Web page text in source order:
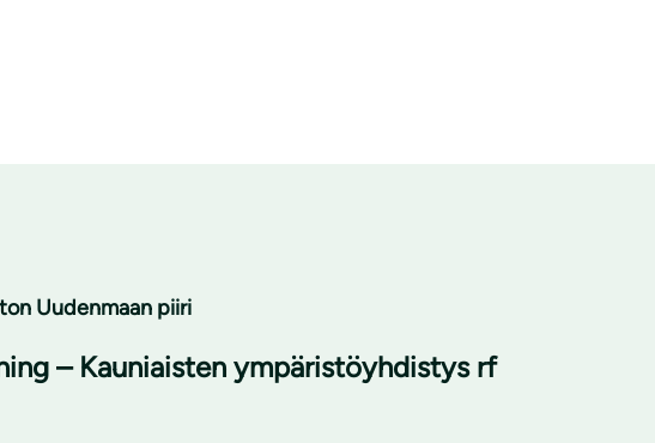
Uudenmaan piiri
– Kauniaisten ympäristöyhdistys rf